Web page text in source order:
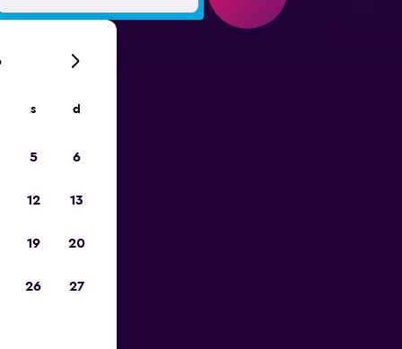
s d
5 6
12 13
19 20
26 27